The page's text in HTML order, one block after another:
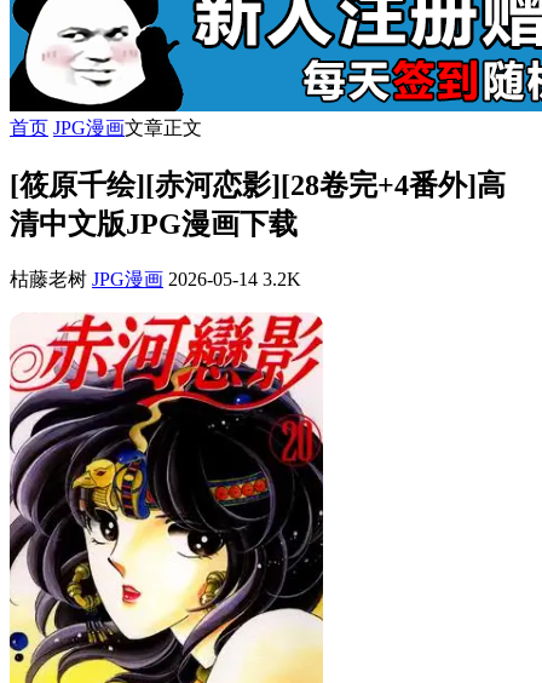
首页 JPG漫画文章正文
[筱原千绘][赤河恋影][28卷完+4番外]高
清中文版JPG漫画下载
枯藤老树 JPG漫画 2026-05-14 3.2K